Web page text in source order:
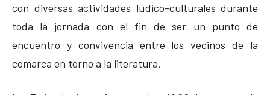
con diversas actividades lúdico-culturales durante
toda la jornada con el fin de ser un punto de
encuentro y convivencia entre los vecinos de la
comarca en torno a la literatura.